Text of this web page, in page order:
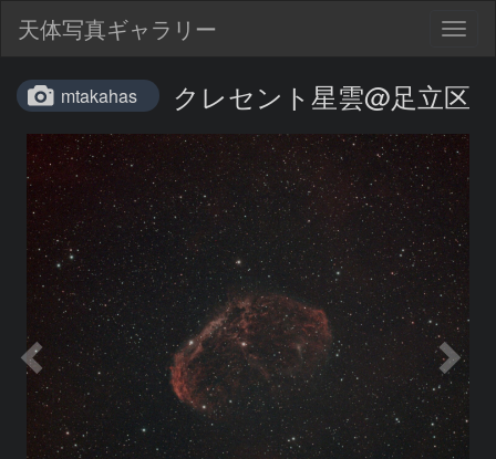
天体写真ギャラリー
mtakahas クレセント星雲@足立区